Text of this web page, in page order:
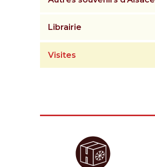
Librairie
Visites